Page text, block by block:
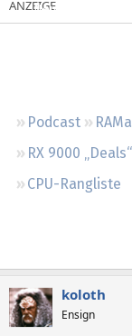
Neueste
Podcast
RX 9000 „Deals“
CPU-Rangliste
koloth
Ensign